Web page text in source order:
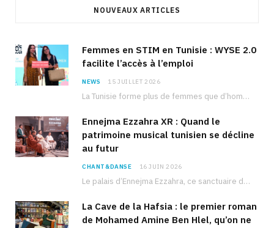
NOUVEAUX ARTICLES
Femmes en STIM en Tunisie : WYSE 2.0
facilite l’accès à l’emploi
NEWS 15 JUILLET 2026
La Tunisie forme plus de femmes que d’hommes dans les filières scientifiques. Pourtant, pour beaucoup…
Ennejma Ezzahra XR : Quand le
patrimoine musical tunisien se décline
au futur
CHANT&DANSE 16 JUIN 2026
Le palais d’Ennejma Ezzahra, ce sanctuaire de la musique tunisienne et méditerranéenne construit par le…
La Cave de la Hafsia : le premier roman
de Mohamed Amine Ben Hlel, qu’on ne